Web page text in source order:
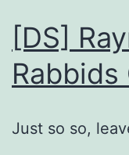
[DS]
Rabbids
Just so so,